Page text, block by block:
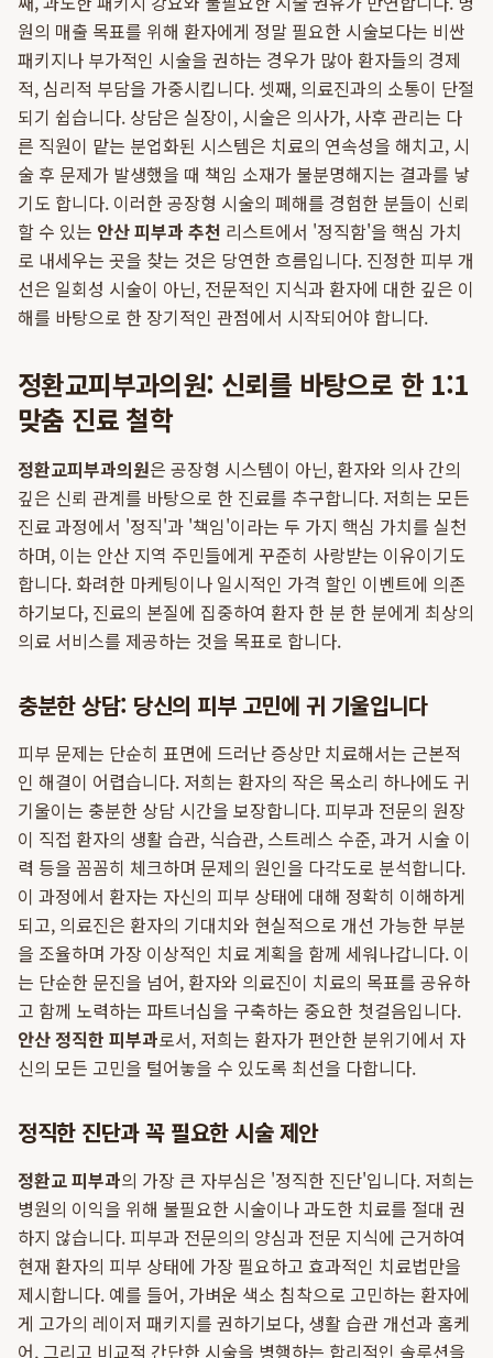
원의 매출 목표를 위해 환자에게 정말 필요한 시술보다는 비싼
패키지나 부가적인 시술을 권하는 경우가 많아 환자들의 경제
적, 심리적 부담을 가중시킵니다. 셋째, 의료진과의 소통이 단절
되기 쉽습니다. 상담은 실장이, 시술은 의사가, 사후 관리는 다
른 직원이 맡는 분업화된 시스템은 치료의 연속성을 해치고, 시
술 후 문제가 발생했을 때 책임 소재가 불분명해지는 결과를 낳
기도 합니다. 이러한 공장형 시술의 폐해를 경험한 분들이 신뢰
할 수 있는 안산 피부과 추천 리스트에서 '정직함'을 핵심 가치
로 내세우는 곳을 찾는 것은 당연한 흐름입니다. 진정한 피부 개
선은 일회성 시술이 아닌, 전문적인 지식과 환자에 대한 깊은 이
해를 바탕으로 한 장기적인 관점에서 시작되어야 합니다.
정환교피부과의원: 신뢰를 바탕으로 한 1:1
맞춤 진료 철학
정환교피부과의원은 공장형 시스템이 아닌, 환자와 의사 간의
깊은 신뢰 관계를 바탕으로 한 진료를 추구합니다. 저희는 모든
진료 과정에서 '정직'과 '책임'이라는 두 가지 핵심 가치를 실천
하며, 이는 안산 지역 주민들에게 꾸준히 사랑받는 이유이기도
합니다. 화려한 마케팅이나 일시적인 가격 할인 이벤트에 의존
하기보다, 진료의 본질에 집중하여 환자 한 분 한 분에게 최상의
의료 서비스를 제공하는 것을 목표로 합니다.
충분한 상담: 당신의 피부 고민에 귀 기울입니다
피부 문제는 단순히 표면에 드러난 증상만 치료해서는 근본적
인 해결이 어렵습니다. 저희는 환자의 작은 목소리 하나에도 귀
기울이는 충분한 상담 시간을 보장합니다. 피부과 전문의 원장
이 직접 환자의 생활 습관, 식습관, 스트레스 수준, 과거 시술 이
력 등을 꼼꼼히 체크하며 문제의 원인을 다각도로 분석합니다.
이 과정에서 환자는 자신의 피부 상태에 대해 정확히 이해하게
되고, 의료진은 환자의 기대치와 현실적으로 개선 가능한 부분
을 조율하며 가장 이상적인 치료 계획을 함께 세워나갑니다. 이
는 단순한 문진을 넘어, 환자와 의료진이 치료의 목표를 공유하
고 함께 노력하는 파트너십을 구축하는 중요한 첫걸음입니다.
안산 정직한 피부과로서, 저희는 환자가 편안한 분위기에서 자
신의 모든 고민을 털어놓을 수 있도록 최선을 다합니다.
정직한 진단과 꼭 필요한 시술 제안
정환교 피부과의 가장 큰 자부심은 '정직한 진단'입니다. 저희는
병원의 이익을 위해 불필요한 시술이나 과도한 치료를 절대 권
하지 않습니다. 피부과 전문의의 양심과 전문 지식에 근거하여
현재 환자의 피부 상태에 가장 필요하고 효과적인 치료법만을
제시합니다. 예를 들어, 가벼운 색소 침착으로 고민하는 환자에
게 고가의 레이저 패키지를 권하기보다, 생활 습관 개선과 홈케
어, 그리고 비교적 간단한 시술을 병행하는 합리적인 솔루션을